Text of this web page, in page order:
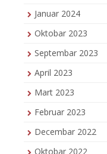
Januar 2024
Oktobar 2023
Septembar 2023
April 2023
Mart 2023
Februar 2023
Decembar 2022
Oktobar 2022